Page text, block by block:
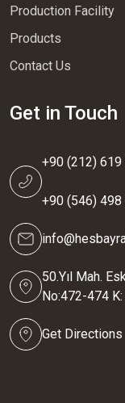
Production Facility
Products
Contact Us
Get in Touch
+90 (212) 619
+90 (546) 498
50.Yıl Mah.
No:472-474
Get Directions